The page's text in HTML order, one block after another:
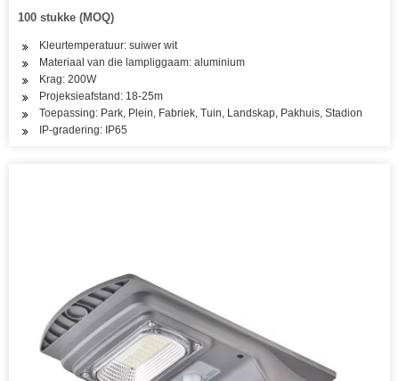
100 stukke (MOQ)
Kleurtemperatuur: suiwer wit
Materiaal van die lampliggaam: aluminium
Krag: 200W
Projeksieafstand: 18-25m
Toepassing: Park, Plein, Fabriek, Tuin, Landskap, Pakhuis, Stadion
IP-gradering: IP65